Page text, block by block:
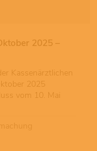
2025 –
Kassenärztlichen
2025
vom 10. Mai